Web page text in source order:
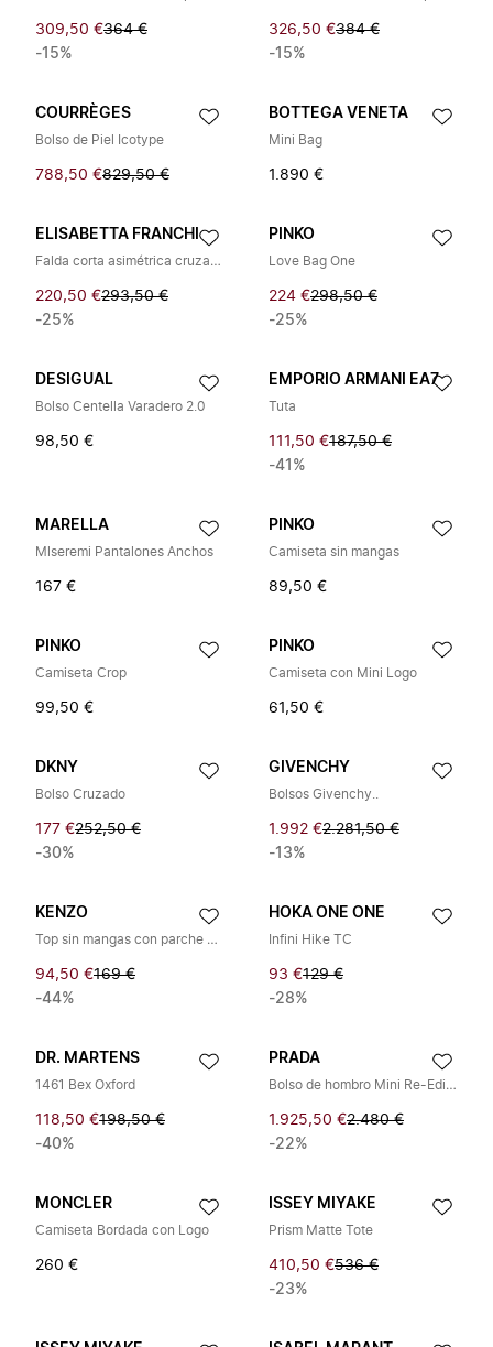
309,50 €364 €
-15%
326,50 €384 €
-15%
COURRÈGES
Bolso de Piel Icotype
788,50 €829,50 €
BOTTEGA VENETA
Mini Bag
1.890 €
ELISABETTA FRANCHI
Falda corta asimétrica cruzada
220,50 €293,50 €
-25%
PINKO
Love Bag One
224 €298,50 €
-25%
DESIGUAL
Bolso Centella Varadero 2.0
98,50 €
EMPORIO ARMANI EA7
Tuta
111,50 €187,50 €
-41%
MARELLA
Mlseremi Pantalones Anchos
167 €
PINKO
Camiseta sin mangas
89,50 €
PINKO
Camiseta Crop
99,50 €
PINKO
Camiseta con Mini Logo
61,50 €
DKNY
Bolso Cruzado
177 €252,50 €
-30%
GIVENCHY
Bolsos Givenchy..
1.992 €2.281,50 €
-13%
KENZO
Top sin mangas con parche de logo
94,50 €169 €
-44%
HOKA ONE ONE
Infini Hike TC
93 €129 €
-28%
DR. MARTENS
1461 Bex Oxford
118,50 €198,50 €
-40%
PRADA
Bolso de hombro Mini Re-Edition
1.925,50 €2.480 €
-22%
MONCLER
Camiseta Bordada con Logo
260 €
ISSEY MIYAKE
Prism Matte Tote
410,50 €536 €
-23%